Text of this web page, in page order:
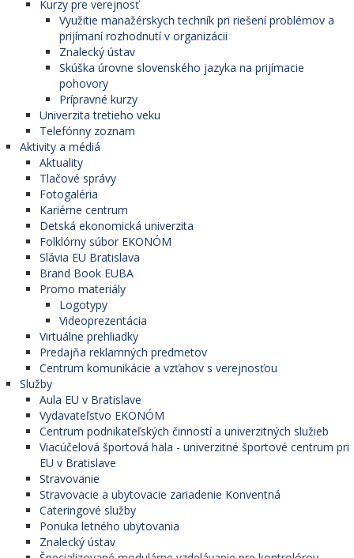
Kurzy pre verejnosť
Využitie manažérskych techník pri riešení problémov a
prijímaní rozhodnutí v organizácii
Znalecký ústav
Skúška úrovne slovenského jazyka na prijímacie
pohovory
Prípravné kurzy
Univerzita tretieho veku
Telefónny zoznam
Aktivity a médiá
Aktuality
Tlačové správy
Fotogaléria
Kariérne centrum
Detská ekonomická univerzita
Folklórny súbor EKONÓM
Slávia EU Bratislava
Brand Book EUBA
Promo materiály
Logotypy
Videoprezentácia
Virtuálne prehliadky
Predajňa reklamných predmetov
Centrum komunikácie a vzťahov s verejnosťou
Služby
Aula EU v Bratislave
Vydavateľstvo EKONÓM
Centrum podnikateľských činností a univerzitných služieb
Viacúčelová športová hala - univerzitné športové centrum pri
EU v Bratislave
Stravovanie
Stravovacie a ubytovacie zariadenie Konventná
Cateringové služby
Ponuka letného ubytovania
Znalecký ústav